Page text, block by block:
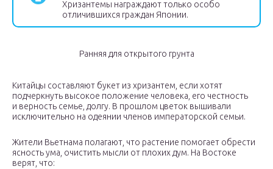
Хризантемы награждают только особо
отличившихся граждан Японии.
Ранняя для открытого грунта
Китайцы составляют букет из хризантем, если хотят
подчеркнуть высокое положение человека, его честность
и верность семье, долгу. В прошлом цветок вышивали
исключительно на одеянии членов императорской семьи.
Жители Вьетнама полагают, что растение помогает обрести
ясность ума, очистить мысли от плохих дум. На Востоке
верят, что: